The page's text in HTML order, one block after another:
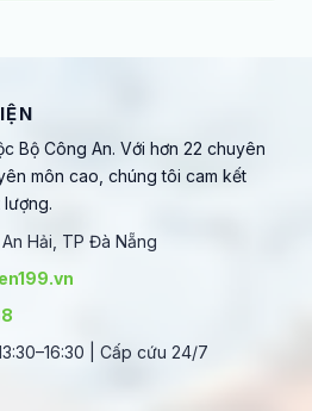
Bộ Công An. Với hơn 22 chuyên
môn cao, chúng tôi cam kết
Hải, TP Đà Nẵng
| Cấp cứu 24/7